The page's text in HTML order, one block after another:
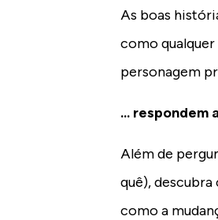
As boas
como
personagem
... respondem
Além de
quê), descubra
como a